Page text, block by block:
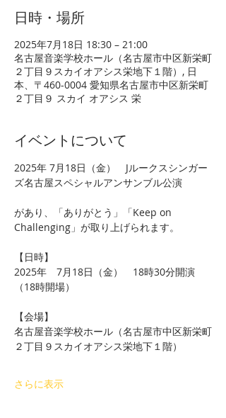
日時・場所
2025年7月18日 18:30 – 21:00
名古屋音楽学校ホール（名古屋市中区新栄町
２丁目９スカイオアシス栄地下１階）, 日
本、〒460-0004 愛知県名古屋市中区新栄町
２丁目９ スカイ オアシス 栄
イベントについて
2025年 7月18日（金）　Jルークスシンガー
ズ名古屋スペシャルアンサンブル公演
があり、「ありがとう」「Keep on
Challenging」が取り上げられます。
【日時】
2025年　7月18日（金）　18時30分開演
（18時開場）
【会場】
名古屋音楽学校ホール（名古屋市中区新栄町
２丁目９スカイオアシス栄地下１階）
さらに表示